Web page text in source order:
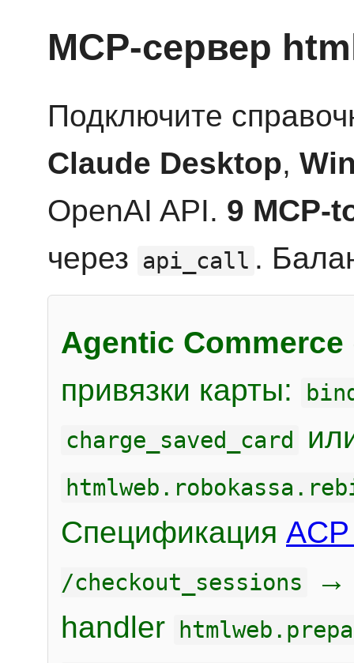
MCP-сервер
Подключите
Claude Desktop,
OpenAI API. 9 MCP-
через api_call .
Agentic Commerce
привязки карты:
charge_saved_card
Спецификация
/checkout_sessions
handler